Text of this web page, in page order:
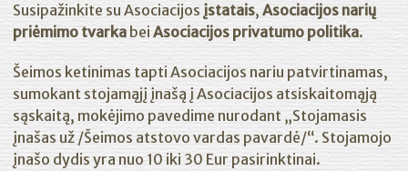
Susipažinkite su Asociacijos įstatais, Asociacijos narių
priėmimo tvarka bei Asociacijos privatumo politika.
Šeimos ketinimas tapti Asociacijos nariu patvirtinamas,
sumokant stojamąjį įnašą į Asociacijos atsiskaitomąją
sąskaitą, mokėjimo pavedime nurodant „Stojamasis
įnašas už /Šeimos atstovo vardas pavardė/“. Stojamojo
įnašo dydis yra nuo 10 iki 30 Eur pasirinktinai.